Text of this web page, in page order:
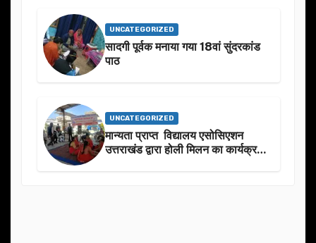
UNCATEGORIZED
सादगी पूर्वक मनाया गया 18वां सुंदरकांड
पाठ
UNCATEGORIZED
मान्यता प्राप्त विद्यालय एसोसिएशन
उत्तराखंड द्वारा होली मिलन का कार्यक्रम